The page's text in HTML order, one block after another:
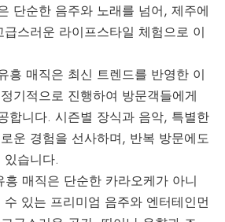
단순한 음주와 노래를 넘어, 제주에
스러운 라이프스타일 체험으로 이
흥 매직은 최신 트렌드를 반영한 이
기적으로 진행하여 방문객들에게
합니다. 시즌별 장식과 음악, 특별한
운 경험을 선사하며, 반복 방문에도
습니다.
흥 매직은 단순한 카라오케가 아니
있는 프리미엄 음주와 엔터테인먼